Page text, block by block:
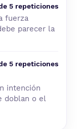
5 repeticiones
fuerza
parecer la
5 repeticiones
intención
doblan o el